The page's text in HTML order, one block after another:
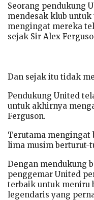
Seorang pendukung
mendesak klub untuk
mengingat mereka
sejak Sir Alex
Dan sejak itu tidak
Pendukung United
untuk akhirnya
Ferguson.
Terutama mengingat
lima musim berturut-
Dengan mendukung
penggemar United
terbaik untuk meniru
legendaris yang